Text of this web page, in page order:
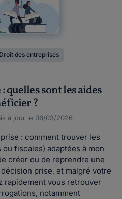
Droit des entreprises
sont les aides
?
à jour le 06/03/2026
: comment trouver les
fiscales) adaptées à mon
créer ou de reprendre une
prise, et malgré votre
rapidement vous retrouver
notamment